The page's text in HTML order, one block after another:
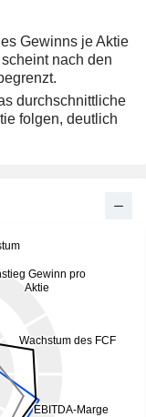
Gewinns je Aktie
nach den
durchschnittliche
folgen, deutlich